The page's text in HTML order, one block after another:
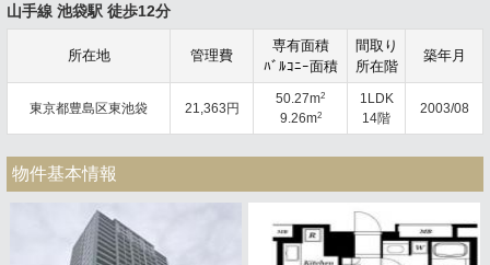
山手線 池袋駅 徒歩12分
所在地 管理費
専有面積
ﾊﾞﾙｺﾆｰ面積
間取り
所在階
築年月
東京都豊島区東池袋 21,363円
50.27m2
9.26m2
1LDK
14階
2003/08
物件基本情報